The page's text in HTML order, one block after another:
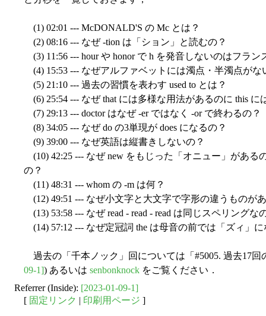
(1) 02:01 --- McDONALD'S の Mc とは？
(2) 08:16 --- なぜ -tion は「ション」と読むの？
(3) 11:56 --- hour や honor で h を発音しないのはフラン
(4) 15:53 --- なぜアルファベットには濁点・半濁点がな
(5) 21:10 --- 過去の習慣を表わす used to とは？
(6) 25:54 --- なぜ that には多様な用法があるのに this に
(7) 29:13 --- doctor はなぜ -er ではなく -or で終わるの？
(8) 34:05 --- なぜ do の3単現が does になるの？
(9) 39:00 --- なぜ英語は縦書きしないの？
(10) 42:25 --- なぜ new をもじった「オニュー」がある
の？
(11) 48:31 --- whom の -m は何？
(12) 49:51 --- なぜ小文字と大文字で字形の違うものが
(13) 53:58 --- なぜ read - read - read は同じスペリングな
(14) 57:12 --- なぜ定冠詞 the は母音の前では「ズィ」
過去の「千本ノック」回については「#5005. 過去17回
09-1]) あるいは senbonknock をご覧ください．
Referrer (Inside): [2023-01-09-1]
[ 固定リンク | 印刷用ページ ]